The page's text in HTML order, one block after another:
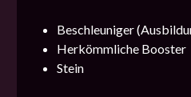
Beschleuniger
Herkömmliche Booster
Stein